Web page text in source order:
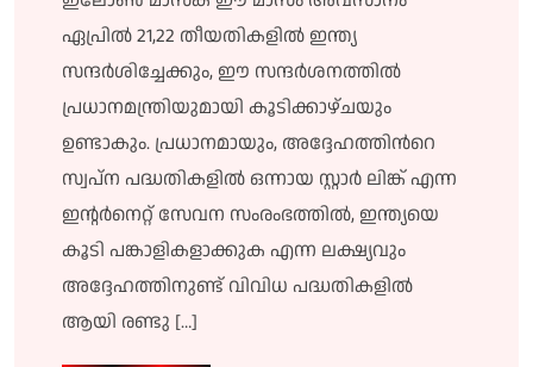
ഏപ്രിൽ 21,22 തീയതികളിൽ ഇന്ത്യ
സന്ദർശിച്ചേക്കും, ഈ സന്ദർശനത്തിൽ
പ്രധാനമന്ത്രിയുമായി കൂടിക്കാഴ്ചയും
ഉണ്ടാകും. പ്രധാനമായും, അദ്ദേഹത്തിൻറെ
സ്വപ്ന പദ്ധതികളിൽ ഒന്നായ സ്റ്റാർ ലിങ്ക് എന്ന
ഇന്റർനെറ്റ് സേവന സംരംഭത്തിൽ, ഇന്ത്യയെ
കൂടി പങ്കാളികളാക്കുക എന്ന ലക്ഷ്യവും
അദ്ദേഹത്തിനുണ്ട് വിവിധ പദ്ധതികളിൽ
ആയി രണ്ടു […]